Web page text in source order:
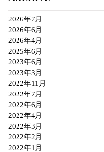
2026年7月
2026年6月
2026年4月
2025年6月
2023年6月
2023年3月
2022年11月
2022年7月
2022年6月
2022年4月
2022年3月
2022年2月
2022年1月